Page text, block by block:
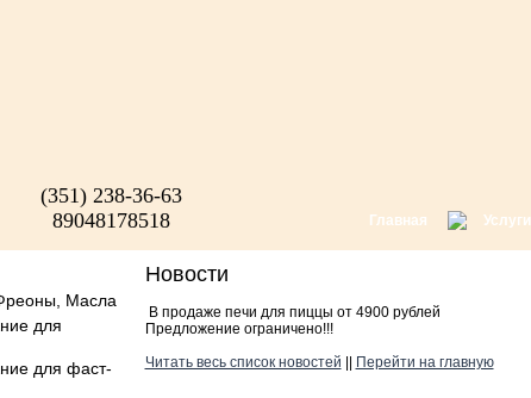
(351) 238-36-63
89048178518
Главная Услуги
Масла
для
для фаст-
Новости
В продаже печи для пиццы от 4900 рублей
Предложение ограничено!!!
Читать весь список новостей
Перейти на главную